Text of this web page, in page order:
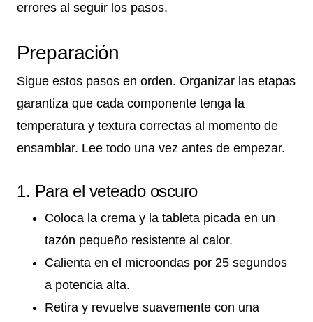
errores al seguir los pasos.
Preparación
Sigue estos pasos en orden. Organizar las etapas
garantiza que cada componente tenga la
temperatura y textura correctas al momento de
ensamblar. Lee todo una vez antes de empezar.
1. Para el veteado oscuro
Coloca la crema y la tableta picada en un
tazón pequeño resistente al calor.
Calienta en el microondas por 25 segundos
a potencia alta.
Retira y revuelve suavemente con una